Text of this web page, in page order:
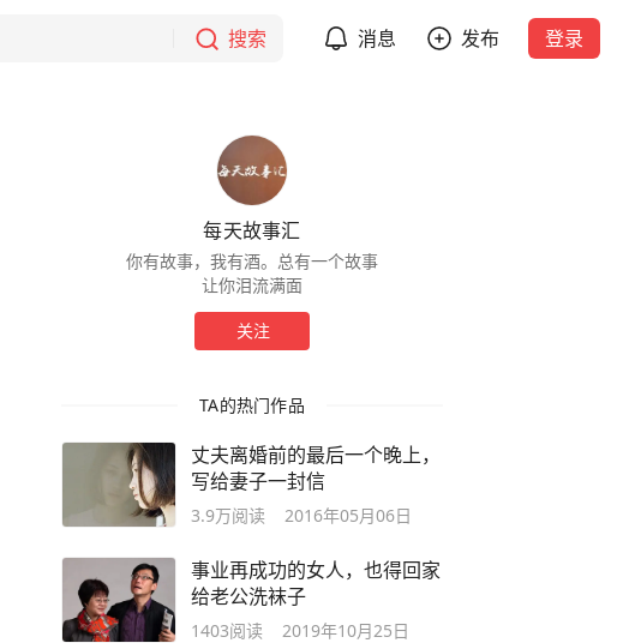
搜索 消息 发布 登录
每天故事汇
你有故事，我有酒。总有一个故事
让你泪流满面
关注
TA的热门作品
丈夫离婚前的最后一个晚上，
写给妻子一封信
3.9万阅读 2016年05月06日
事业再成功的女人，也得回家
给老公洗袜子
1403阅读 2019年10月25日